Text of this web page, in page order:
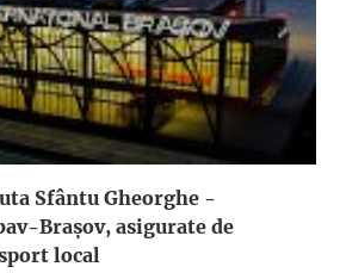
Sfântu Gheorghe -
Braşov, asigurate de
local